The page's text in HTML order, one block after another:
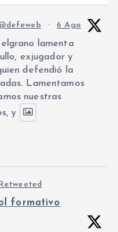
· 6 Ago
lamenta
exjugador y
defendió la
Lamentamos
nuestras
y
formativo